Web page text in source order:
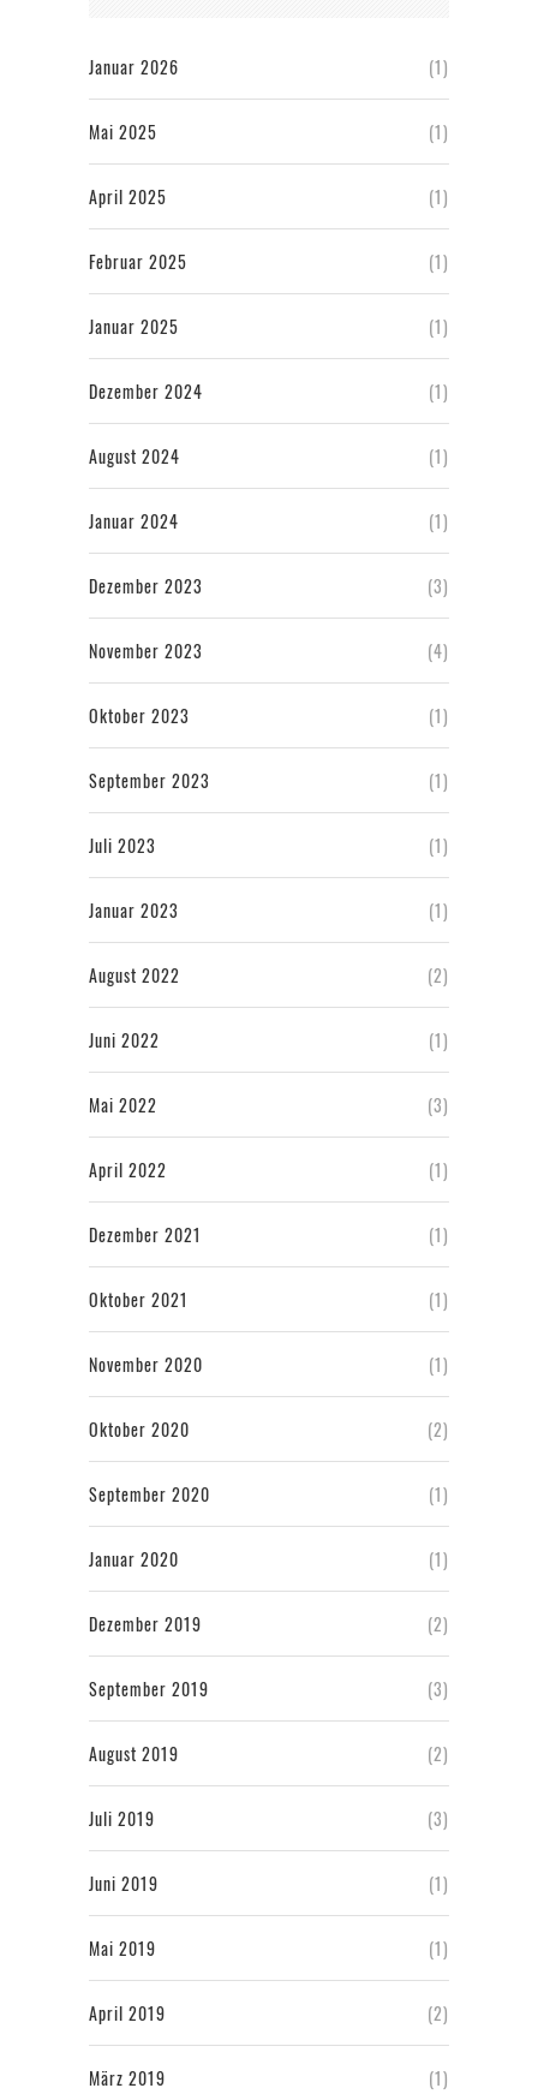
Januar 2026 (1)
Mai 2025 (1)
April 2025 (1)
Februar 2025 (1)
Januar 2025 (1)
Dezember 2024 (1)
August 2024 (1)
Januar 2024 (1)
Dezember 2023 (3)
November 2023 (4)
Oktober 2023 (1)
September 2023 (1)
Juli 2023 (1)
Januar 2023 (1)
August 2022 (2)
Juni 2022 (1)
Mai 2022 (3)
April 2022 (1)
Dezember 2021 (1)
Oktober 2021 (1)
November 2020 (1)
Oktober 2020 (2)
September 2020 (1)
Januar 2020 (1)
Dezember 2019 (2)
September 2019 (3)
August 2019 (2)
Juli 2019 (3)
Juni 2019 (1)
Mai 2019 (1)
April 2019 (2)
März 2019 (1)